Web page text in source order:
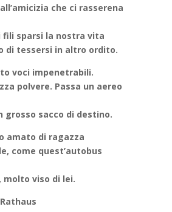
che ci rasserena
fili sparsi la nostra vita
di tessersi in altro ordito.
voci impenetrabili.
polvere. Passa un aereo
grosso sacco di destino.
amato di ragazza
come quest’autobus
viso di lei.